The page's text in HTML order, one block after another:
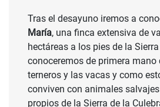
Tras el desayuno iremos a
María, una finca extensiva de
hectáreas a los pies de la
conoceremos de primera
terneros y las vacas y como
conviven con animales
propios de la Sierra de la